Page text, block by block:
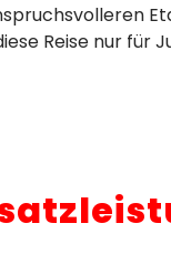
Reise nur für